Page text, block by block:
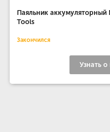
Паяльник аккумуляторный
Tools
Закончился
Узнать